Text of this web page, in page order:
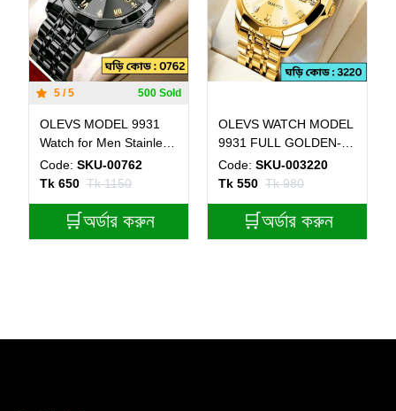
5 / 5 500 Sold
OLEVS MODEL 9931
Watch for Men Stainless
Steel Watches - 9931
FULL BLACK WATCH-
PUSH + এক পিস ব্যাটারি
Code: SKU-00762
Tk 650 Tk 1150
🛒অর্ডার করুন
OLEVS WATCH MODEL
9931 FULL GOLDEN-
MAN WATCH - LOCK
PUSH + এক পিস ব্যাটারি
Code: SKU-003220
Tk 550 Tk 980
🛒অর্ডার করুন